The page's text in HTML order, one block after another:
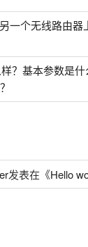
一个无线路由器
？基本参数是
发表在《Hello